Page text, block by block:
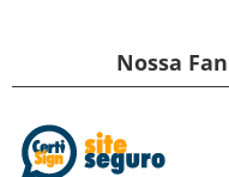
Nossa